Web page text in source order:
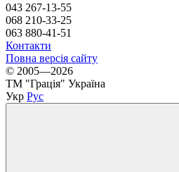
043 267-13-55
068 210-33-25
063 880-41-51
Контакти
Повна версія сайту
© 2005—2026
ТМ "Грація" Україна
Укр Рус